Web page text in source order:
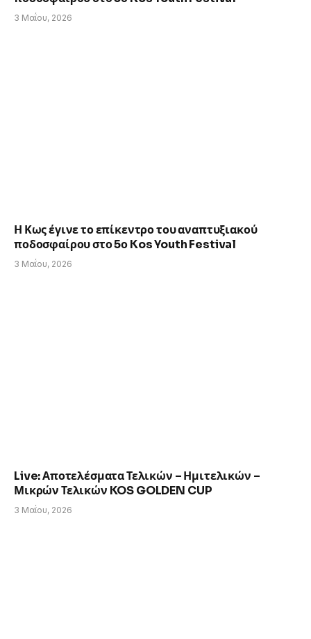
3 Μαΐου, 2026
Η Κως έγινε το επίκεντρο του αναπτυξιακού
ποδοσφαίρου στο 5ο Kos Youth Festival
3 Μαΐου, 2026
Live: Αποτελέσματα Τελικών – Ημιτελικών –
Μικρών Τελικών KOS GOLDEN CUP
3 Μαΐου, 2026